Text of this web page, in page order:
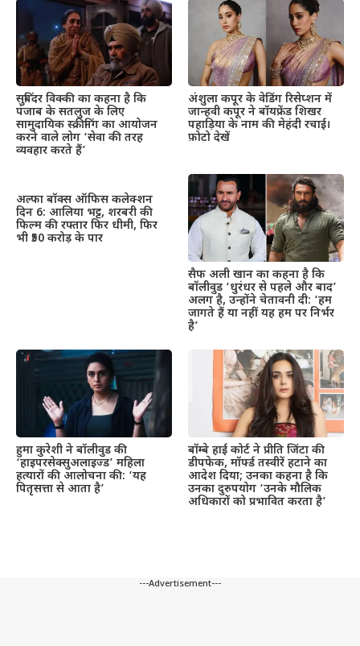
सुबिंदर विक्की का कहना है कि
पंजाब के सतलुज के लिए
सामुदायिक स्क्रीनिंग का आयोजन
करने वाले लोग ‘सेवा की तरह
व्यवहार करते हैं’
अंशुला कपूर के वेडिंग रिसेप्शन में
जान्हवी कपूर ने बॉयफ्रेंड शिखर
पहाड़िया के नाम की मेहंदी रचाई।
फ़ोटो देखें
अल्फा बॉक्स ऑफिस कलेक्शन
दिन 6: आलिया भट्ट, शरबरी की
फिल्म की रफ्तार फिर धीमी, फिर
भी ₹50 करोड़ के पार
सैफ अली खान का कहना है कि
बॉलीवुड ‘धुरंधर से पहले और बाद’
अलग है, उन्होंने चेतावनी दी: ‘हम
जागते हैं या नहीं यह हम पर निर्भर
है’
हुमा कुरेशी ने बॉलीवुड की
‘हाइपरसेक्सुअलाइज्ड’ महिला
हत्यारों की आलोचना की: ‘यह
पितृसत्ता से आता है’
बॉम्बे हाई कोर्ट ने प्रीति जिंटा की
डीपफेक, मॉर्फ्ड तस्वीरें हटाने का
आदेश दिया; उनका कहना है कि
उनका दुरुपयोग ‘उनके मौलिक
अधिकारों को प्रभावित करता है’
---Advertisement---